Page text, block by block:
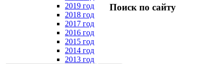
2019 год
2018 год
2017 год
2016 год
2015 год
2014 год
2013 год
Поиск по сайту